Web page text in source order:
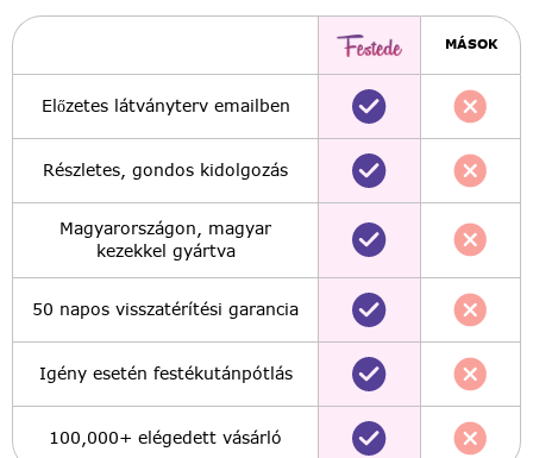
MÁSOK
Előzetes látványterv emailben
Részletes, gondos kidolgozás
Magyarországon, magyar
kezekkel gyártva
50 napos visszatérítési garancia
Igény esetén festékutánpótlás
100,000+ elégedett vásárló